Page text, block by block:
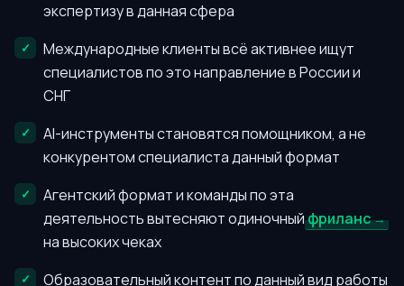
экспертизу в данная сфера
Международные клиенты всё активнее ищут
специалистов по это направление в России и
СНГ
AI-инструменты становятся помощником, а не
конкурентом специалиста данный формат
Агентский формат и команды по эта
деятельность вытесняют одиночныйфриланс
на высоких чеках
Образовательный контент по данный вид работы